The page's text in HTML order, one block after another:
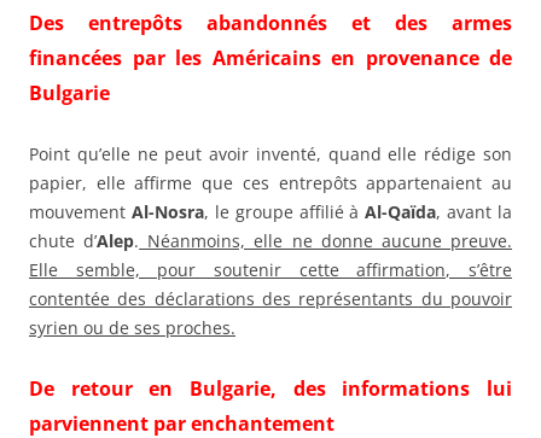
Des entrepôts abandonnés et des armes
financées par les Américains en provenance de
Bulgarie
Point qu’elle ne peut avoir inventé, quand elle rédige son
papier, elle affirme que ces entrepôts appartenaient au
mouvement Al-Nosra, le groupe affilié àAl-Qaïda, avant la
chute d’Alep. Néanmoins, elle ne donne aucune preuve.
Elle semble, pour soutenir cette affirmation, s’être
contentée des déclarations des représentants du pouvoir
syrien ou de ses proches.
De retour en Bulgarie, des informations lui
parviennent par enchantement